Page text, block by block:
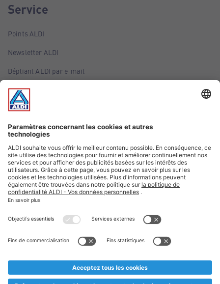
Service
Points ALDI
Newsletter ALDI
Dépliant ALDI par e-mail
Offres
Infos essentielles
Suivez ALDI Belgique
Textes marqués d'un astérisque et mentions légales
* Nous vendons ces articles temporairement et jusqu'à
au cas où, malgré le planning bien étudié, nous serions
prématurément en rupture de stock. Prix Recupel et TVA incl.
** Sur ce site, l’utilisation de la forme masculine a été adoptée